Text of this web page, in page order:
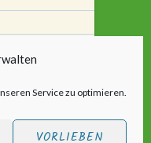
Service zu optimieren.
VORLIEBEN